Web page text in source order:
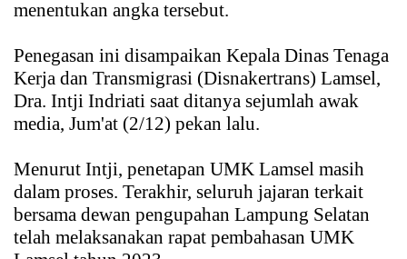
menentukan angka tersebut.
Penegasan ini disampaikan Kepala Dinas Tenaga
Kerja dan Transmigrasi (Disnakertrans) Lamsel,
Dra. Intji Indriati saat ditanya sejumlah awak
media, Jum'at (2/12) pekan lalu.
Menurut Intji, penetapan UMK Lamsel masih
dalam proses. Terakhir, seluruh jajaran terkait
bersama dewan pengupahan Lampung Selatan
telah melaksanakan rapat pembahasan UMK